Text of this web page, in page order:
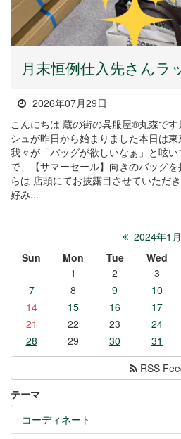
月末恒例仕入先さんラ
2026年07月29日
こんにちは 蔵の街の呉服屋®丸森で
シュが昨日から始まりました本日は
我々が「バッグが欲しいなぁ」と呟
で、【サマーセール】向きのバッグ
らは 店頭にてお披露目させていただ
好み...
2024年1月
Sun
Mon Tue Wed
1
2 3
7
8 9 10
14
15 16 17
21
22 23 24
28
29 30
31
RSS
テーマ
コーディネート